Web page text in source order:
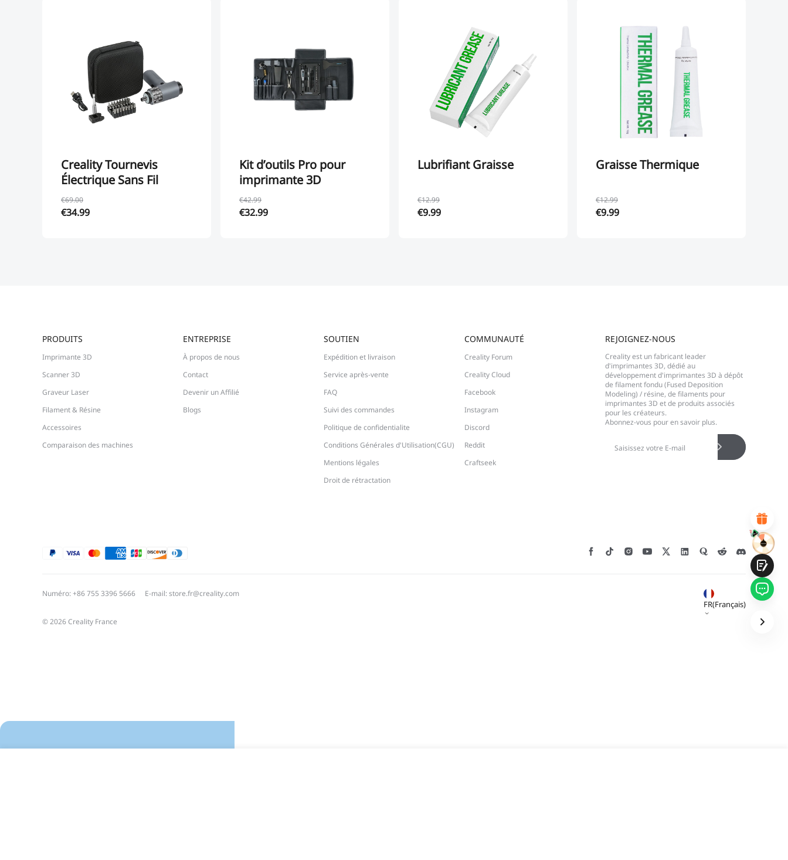
Creality Tournevis
Électrique Sans Fil
€69.00
€34.99
Kit d’outils Pro pour
imprimante 3D
€42.99
€32.99
Lubrifiant Graisse
€12.99
€9.99
Graisse Thermique
€12.99
€9.99
CALIFIQUE VOTRE NIVEAU DE SATISFACTION
AVEC CETTE PAGE:
SATISFAIT
RAISON DE VOTRE SATISFACTION
PRODUITS
Imprimante 3D
Scanner 3D
Graveur Laser
Filament & Résine
Accessoires
Comparaison des machines
ENTREPRISE
À propos de nous
Contact
Devenir un Affilié
Blogs
SOUTIEN
Expédition et livraison
Service après-vente
FAQ
Suivi des commandes
Politique de confidentialite
Conditions Générales d'Utilisation(CGU)
Mentions légales
Droit de rétractation
COMMUNAUTÉ
Creality Forum
Creality Cloud
Facebook
Instagram
Discord
Reddit
Craftseek
REJOIGNEZ-NOUS
Creality est un fabricant leader
d'imprimantes 3D, dédié au
développement d'imprimantes 3D à dépôt
de filament fondu (Fused Deposition
Modeling) / résine, de filaments pour
imprimantes 3D et de produits associés
pour les créateurs.
Abonnez-vous pour en savoir plus.
Numéro: +86 755 3396 5666 E-mail: store.fr@creality.com
FR(Français)
© 2026 Creality France